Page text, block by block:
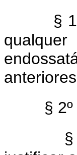
§
§